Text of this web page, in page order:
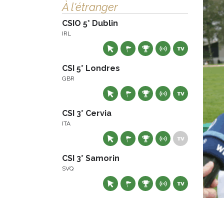
À l'étranger
CSIO 5* Dublin
IRL
CSI 5* Londres
GBR
CSI 3* Cervia
ITA
CSI 3* Samorin
SVQ